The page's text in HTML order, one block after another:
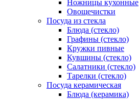
Ножницы кухонные
Овощечистки
Посуда из стекла
Блюда (стекло)
Графины (стекло)
Кружки пивные
Кувшины (стекло)
Салатники (стекло)
Тарелки (стекло)
Посуда керамическая
Блюда (керамика)